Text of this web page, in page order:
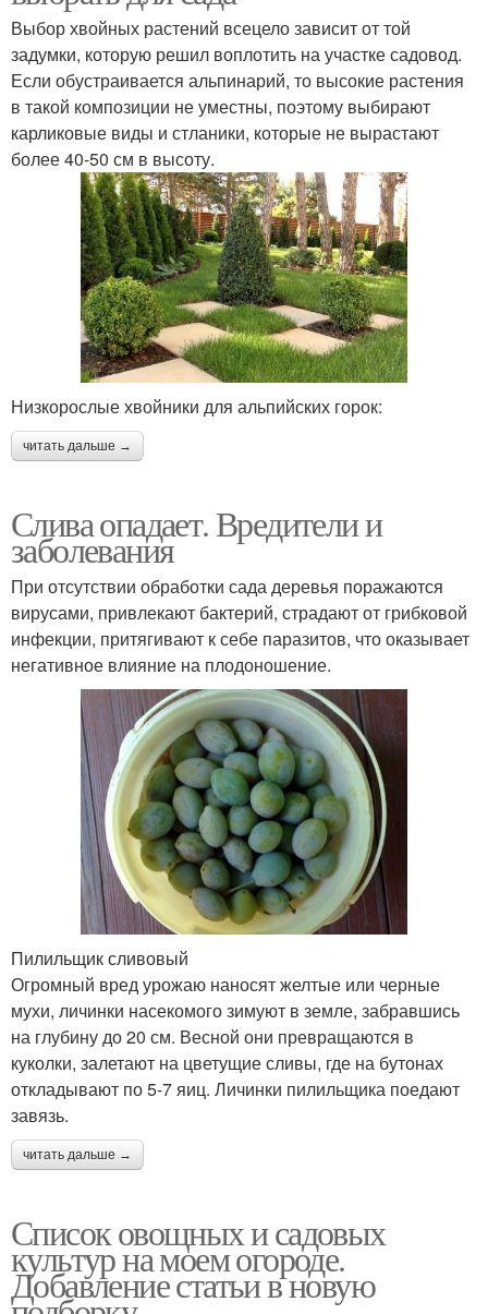
Выбор хвойных растений всецело зависит от той
задумки, которую решил воплотить на участке садовод.
Если обустраивается альпинарий, то высокие растения
в такой композиции не уместны, поэтому выбирают
карликовые виды и стланики, которые не вырастают
более 40-50 см в высоту.
Низкорослые хвойники для альпийских горок:
читать дальше →
Слива опадает. Вредители и
заболевания
При отсутствии обработки сада деревья поражаются
вирусами, привлекают бактерий, страдают от грибковой
инфекции, притягивают к себе паразитов, что оказывает
негативное влияние на плодоношение.
Пилильщик сливовый
Огромный вред урожаю наносят желтые или черные
мухи, личинки насекомого зимуют в земле, забравшись
на глубину до 20 см. Весной они превращаются в
куколки, залетают на цветущие сливы, где на бутонах
откладывают по 5-7 яиц. Личинки пилильщика поедают
завязь.
читать дальше →
Список овощных и садовых
культур на моем огороде.
Добавление статьи в новую